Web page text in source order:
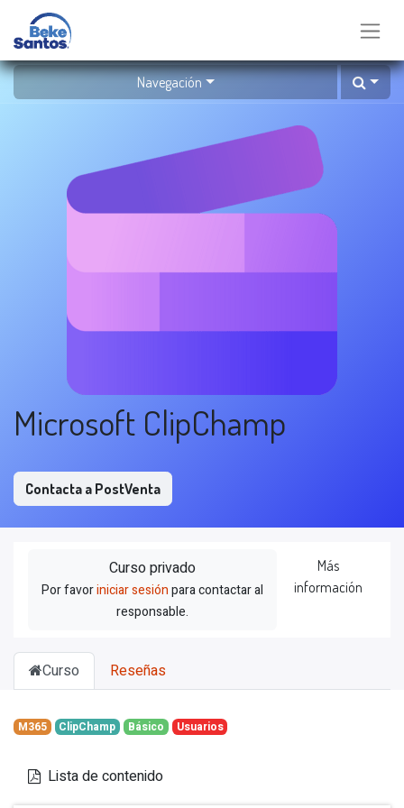
Navegación
Microsoft ClipChamp
Contacta a PostVenta
Curso privado
Por favoriniciar sesiónpara contactar al
responsable.
Más
información
Curso Reseñas
M365 ClipChamp Básico Usuarios
Lista de contenido